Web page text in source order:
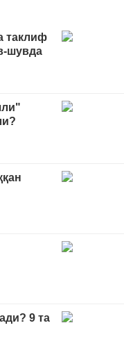
таклиф
шувда
9 та